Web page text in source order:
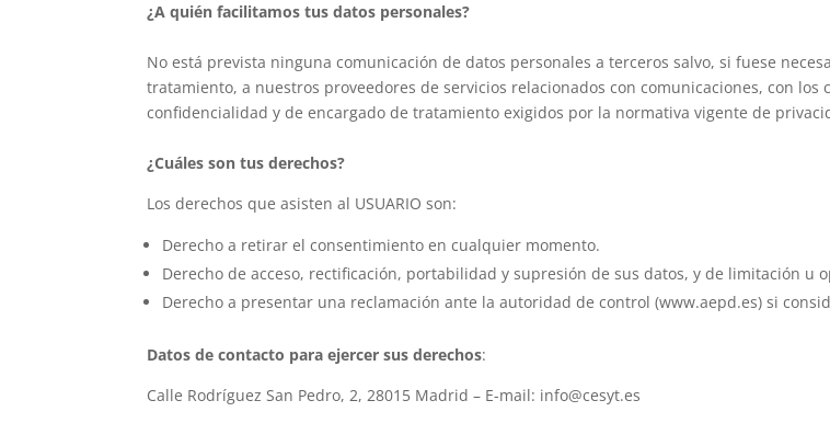
¿A quién facilitamos tus datos personales?
No está prevista ninguna comunicación de datos personales a terceros salvo, si fuese
tratamiento, a nuestros proveedores de servicios relacionados con comunicaciones, con los
confidencialidad y de encargado de tratamiento exigidos por la normativa vigente de
¿Cuáles son tus derechos?
Los derechos que asisten al USUARIO son:
Derecho a retirar el consentimiento en cualquier momento.
Derecho de acceso, rectificación, portabilidad y supresión de sus datos, y de limitación u
Derecho a presentar una reclamación ante la autoridad de control (www.aepd.es) si
Datos de contacto para ejercer sus derechos:
Calle Rodríguez San Pedro, 2, 28015 Madrid – E-mail: info@cesyt.es